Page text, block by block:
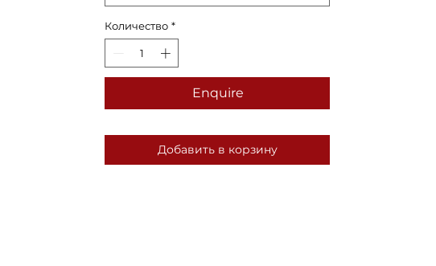
Количество *
Enquire
Добавить в корзину